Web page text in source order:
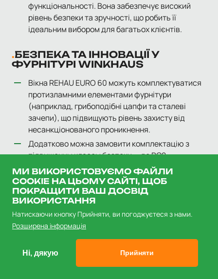
функціональності. Вона забезпечує високий
рівень безпеки та зручності, що робить її
ідеальним вибором для багатьох клієнтів.
БЕЗПЕКА ТА ІННОВАЦІЇ У
ФУРНІТУРІ WINKHAUS
Вікна REHAU EURO 60 можуть комплектуватися
протизламними елементами фурнітури
(наприклад, грибоподібні цапфи та сталеві
зачепи), що підвищують рівень захисту від
несанкціонованого проникнення.
Додатково можна замовити комплектацію з
підвищеним класом безпеки — до RC2.
Інноваційні системи activPilot Concept
дозволяють легко модернізувати рівень
безпеки навіть після встановлення вікна.
ЛЕГКІСТЬ ДОГЛЯДУ ТА
ДОВГОВІЧНІСТЬ
Гладка поверхня профілю High Definition
Finishing (HDF) не лише забезпечує сучасний
МИ ВИКОРИСТОВУЄМО ФАЙЛИ
COOKIE НА ЦЬОМУ САЙТІ, ЩОБ
ПОКРАЩИТИ ВАШ ДОСВІД
ВИКОРИСТАННЯ
Натискаючи кнопку Прийняти, ви погоджуєтеся з нами.
Розширена інформація
Прийняти
Ні, дякую